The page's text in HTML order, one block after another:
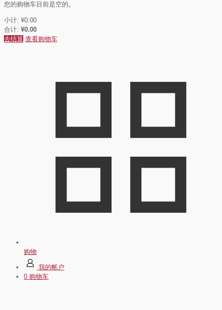
您的购物车目前是空的。
小计: ¥0.00
合计: ¥0.00
去结算 查看购物车
购物
我的帐户
0 购物车